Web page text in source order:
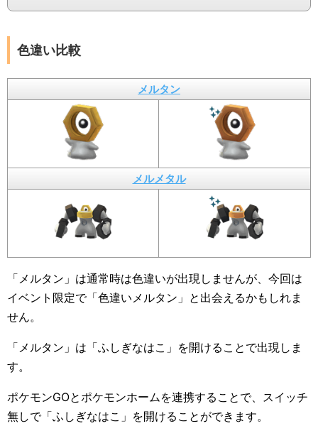
色違い比較
メルタン
メルメタル
「メルタン」は通常時は色違いが出現しませんが、今回は
イベント限定で「色違いメルタン」と出会えるかもしれま
せん。
「メルタン」は「ふしぎなはこ」を開けることで出現しま
す。
ポケモンGOとポケモンホームを連携することで、スイッチ
無しで「ふしぎなはこ」を開けることができます。